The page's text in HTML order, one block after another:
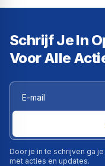
Schrijf Je In
Voor Alle
Door je in te schrijven ga
met acties en updates.